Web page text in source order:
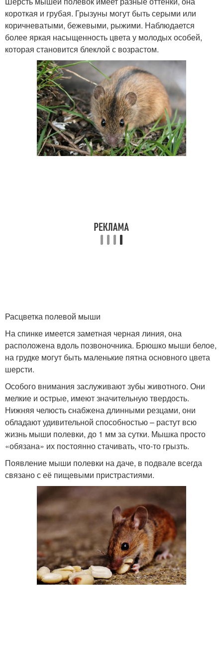
короткая и грубая. Грызуны могут быть серыми или
коричневатыми, бежевыми, рыжими. Наблюдается
более яркая насыщенность цвета у молодых особей,
которая становится блеклой с возрастом.
Расцветка полевой мыши
На спинке имеется заметная черная линия, она
расположена вдоль позвоночника. Брюшко мыши белое,
на грудке могут быть маленькие пятна основного цвета
шерсти.
Особого внимания заслуживают зубы животного. Они
мелкие и острые, имеют значительную твердость.
Нижняя челюсть снабжена длинными резцами, они
обладают удивительной способностью – растут всю
жизнь мыши полевки, до 1 мм за сутки. Мышка просто
«обязана» их постоянно стачивать, что-то грызть.
Появление мыши полевки на даче, в подвале всегда
связано с её пищевыми пристрастиями.